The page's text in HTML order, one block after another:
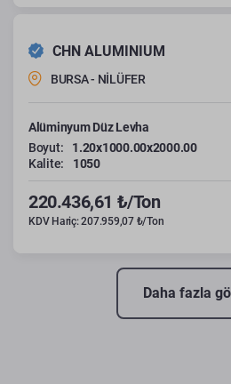
CHN ALUMINIUM
BURSA - NİLÜFER
Alüminyum Düz Levha
Boyut:
1.20x1000.00x2000.00
Kalite:
1050
220.436,61 ₺/Ton
KDV Hariç: 207.959,07 ₺/Ton
Daha fazla